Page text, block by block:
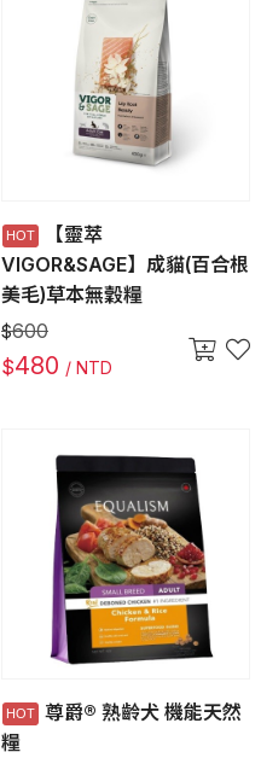
【靈萃
VIGOR&SAGE】成貓(百合根
美毛)草本無穀糧
$600
$480 / NTD
尊爵® 熟齡犬 機能天然
糧